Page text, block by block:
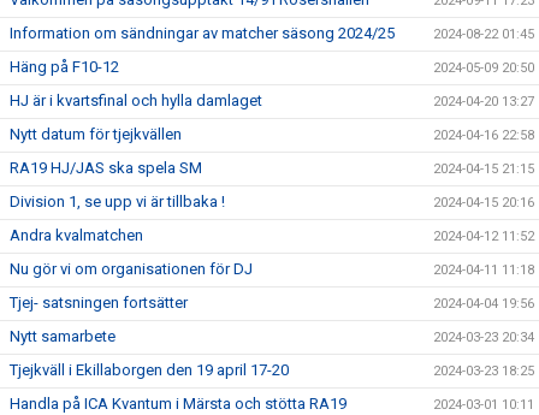
Information om sändningar av matcher säsong 2024/25 2024-08-22 01:45
Häng på F10-12 2024-05-09 20:50
HJ är i kvartsfinal och hylla damlaget 2024-04-20 13:27
Nytt datum för tjejkvällen 2024-04-16 22:58
RA19 HJ/JAS ska spela SM 2024-04-15 21:15
Division 1, se upp vi är tillbaka ! 2024-04-15 20:16
Andra kvalmatchen 2024-04-12 11:52
Nu gör vi om organisationen för DJ 2024-04-11 11:18
Tjej- satsningen fortsätter 2024-04-04 19:56
Nytt samarbete 2024-03-23 20:34
Tjejkväll i Ekillaborgen den 19 april 17-20 2024-03-23 18:25
Handla på ICA Kvantum i Märsta och stötta RA19 2024-03-01 10:11